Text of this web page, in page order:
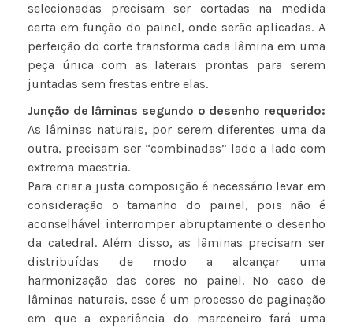
selecionadas precisam ser cortadas na medida
certa em função do painel, onde serão aplicadas. A
perfeição do corte transforma cada lâmina em uma
peça única com as laterais prontas para serem
juntadas sem frestas entre elas.
Junção de lâminas segundo o desenho requerido:
As lâminas naturais, por serem diferentes uma da
outra, precisam ser “combinadas” lado a lado com
extrema maestria.
Para criar a justa composição é necessário levar em
consideração o tamanho do painel, pois não é
aconselhável interromper abruptamente o desenho
da catedral. Além disso, as lâminas precisam ser
distribuídas de modo a alcançar uma
harmonização das cores no painel. No caso de
lâminas naturais, esse é um processo de paginação
em que a experiência do marceneiro fará uma